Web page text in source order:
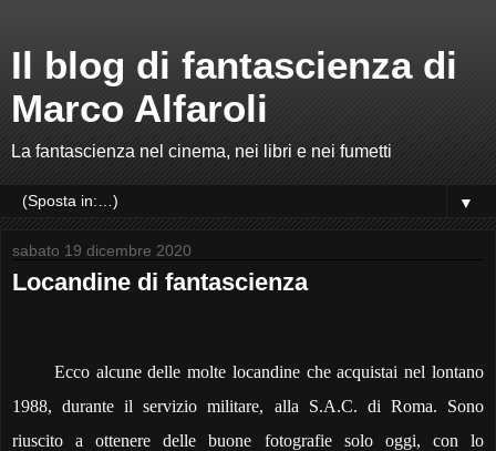
Il blog di fantascienza di
Marco Alfaroli
La fantascienza nel cinema, nei libri e nei fumetti
▼
sabato 19 dicembre 2020
Locandine di fantascienza
Ecco alcune delle molte locandine che acquistai nel lontano
1988, durante il servizio militare, alla S.A.C. di Roma. Sono
riuscito a ottenere delle buone fotografie solo oggi, con lo